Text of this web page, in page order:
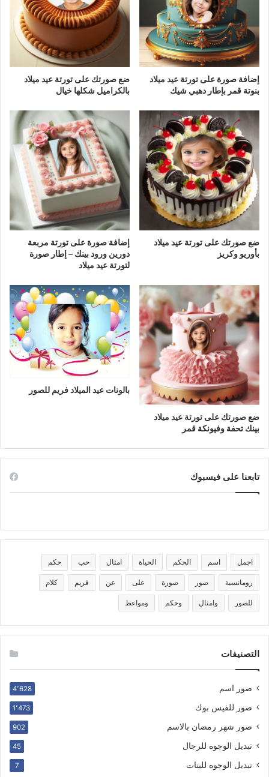
إضافة صورة على تورتة عيد ميلاد
بنوتة قمر بإطار دهبي شيك
ضع صورتك على تورتة عيد ميلاد
بالكراميل شكلها خيال
ضع صورتك على تورتة عيد ميلاد
بأوريو وكريز
إضافة صورة على تورتة مربعة
دورين ورود بينك – إطار صورة
لتورتة عيد ميلاد
ضع صورتك على تورتة عيد ميلاد
بينك تحفة وفيونكة قمر
بالونات عيد الميلاد فريم للصور
تابعنا على فيسبوك
اجمل اسم الحكم الحياة امثال حب حكم
رومانسية صور صورة على عن فريم كلام
للصور وامثال وحكم ومواعظ
التصنيفات
صور اسم 4٬628
صور للفيس بوك 1٬473
صور شهر رمضان بالاسم 902
تبديل الوجوه للرجال 45
تبديل الوجوه للبنات 7